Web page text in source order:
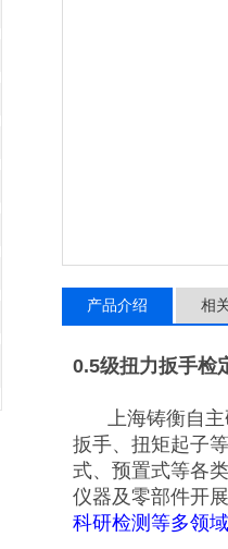
产品介绍 相
0.5级扭力扳手检
上海铸衡自
扳手、扭矩起子
式、预置式等各
仪器及零部件开
科研检测等多领